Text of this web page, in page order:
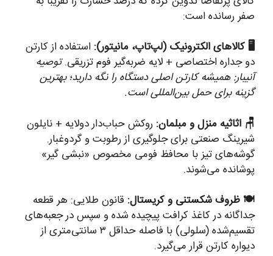
صفر رسانده است:
🖥️ کالاهای الکترونیک (لپ‌تاپ، مانیتور): استفاده از کارتن
دو جداره اختصاصی + لایه ضربه‌گیر فوم تزریقی.توصیه
آنیبار: همیشه کارتن اصلی دستگاه را نگه دارید؛ بهترین
گزینه برای حمل بین‌المللی است.
🪑 اثاثیه منزل و مبلمان: روکش حباب‌دار دولایه + نایلون
شیرینگ صنعتی برای جلوگیری از رطوبت و گردوغبار.
گوشه‌های تیز با محافظ فومی مخصوص «نبشی گیر»
پوشانده می‌شوند.
🍽️ ظروف شکستنی و کریستال: قانون طلایی: هر قطعه
جداگانه در کاغذ کرافت پیچیده شده و سپس در جعبه‌های
تقسیم‌شده (سلولی) با فاصله حداقل ۳ سانتی‌متری از
دیواره کارتن قرار می‌گیرد.